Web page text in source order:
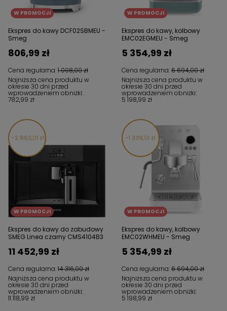
W PROMOCJI
Ekspres do kawy DCF02SBMEU -
Smeg
Cena regularna:1 008,00 zł
806,99 zł
Najniższa cena produktu w
okresie 30 dni przed
wprowadzeniem obniżki:
782,99 zł
W PROMOCJI
Ekspres do kawy, kolbowy
EMC02EGMEU - Smeg
Cena regularna:6 694,00 zł
5 354,99 zł
Najniższa cena produktu w
okresie 30 dni przed
wprowadzeniem obniżki:
5 198,99 zł
2 863,01 zł
W PROMOCJI
Ekspres do kawy do zabudowy
SMEG Linea czarny CMS4104B3
Cena regularna:14 316,00 zł
11 452,99 zł
Najniższa cena produktu w
okresie 30 dni przed
wprowadzeniem obniżki:
11 118,99 zł
1 339,01 zł
W PROMOCJI
Ekspres do kawy, kolbowy
EMC02WHMEU - Smeg
Cena regularna:6 694,00 zł
5 354,99 zł
Najniższa cena produktu w
okresie 30 dni przed
wprowadzeniem obniżki:
5 198,99 zł